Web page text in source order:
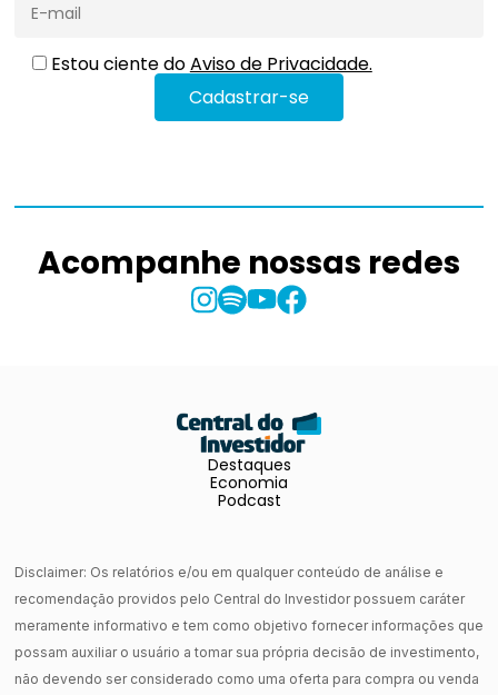
Estou ciente doAviso de Privacidade.
Acompanhe nossas redes
Destaques
Economia
Podcast
Disclaimer: Os relatórios e/ou em qualquer conteúdo de análise e
recomendação providos pelo Central do Investidor possuem caráter
meramente informativo e tem como objetivo fornecer informações que
possam auxiliar o usuário a tomar sua própria decisão de investimento,
não devendo ser considerado como uma oferta para compra ou venda